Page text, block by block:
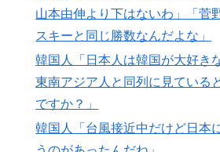
山本由伸より下はないわ」「菅
スキーと同じ勝数なんだよな」
韓国人「日本人は韓国が大好き
東南アジア人と同列に見ている
ですか？」
韓国人「台風接近中だけど日本